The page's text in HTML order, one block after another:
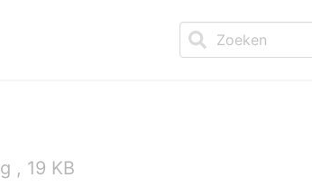
, 19 KB